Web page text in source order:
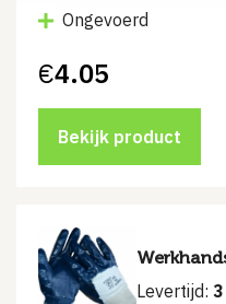
Ongevoerd
€4.05
Bekijk product
Levertijd: